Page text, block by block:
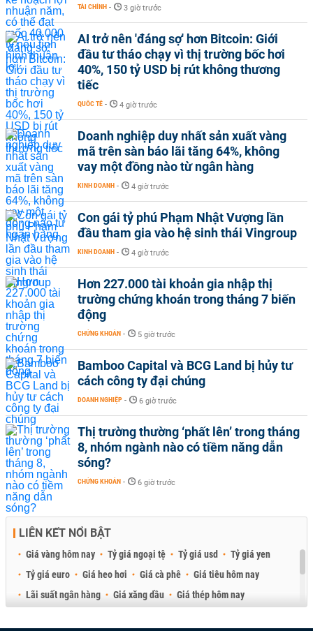
TÀI CHÍNH - 3 giờ trước
AI trở nên 'đáng sợ' hơn Bitcoin: Giới
đầu tư tháo chạy vì thị trường bốc hơi
40%, 150 tỷ USD bị rút không thương
tiếc
QUỐC TẾ - 4 giờ trước
Doanh nghiệp duy nhất sản xuất vàng
mã trên sàn báo lãi tăng 64%, không
vay một đồng nào từ ngân hàng
KINH DOANH - 4 giờ trước
Con gái tỷ phú Phạm Nhật Vượng lần
đầu tham gia vào hệ sinh thái Vingroup
KINH DOANH - 4 giờ trước
Hơn 227.000 tài khoản gia nhập thị
trường chứng khoán trong tháng 7 biến
động
CHỨNG KHOÁN - 5 giờ trước
Bamboo Capital và BCG Land bị hủy tư
cách công ty đại chúng
DOANH NGHIỆP - 6 giờ trước
Thị trường thường ‘phất lên’ trong tháng
8, nhóm ngành nào có tiềm năng dẫn
sóng?
CHỨNG KHOÁN - 6 giờ trước
LIÊN KẾT NỔI BẬT
Giá vàng hôm nay Tỷ giá ngoại tệ Tỷ giá usd
Tỷ giá yen
Tỷ giá euro
Giá heo hơi Giá cà phê
Giá tiêu hôm nay
Lãi suất ngân hàng
Giá xăng dầu
Giá thép hôm nay